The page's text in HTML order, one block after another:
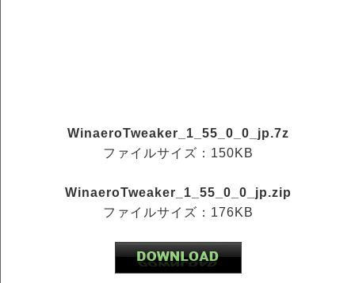
WinaeroTweaker_1_55_0_0_jp.7z
ファイルサイズ：150KB
WinaeroTweaker_1_55_0_0_jp.zip
ファイルサイズ：176KB